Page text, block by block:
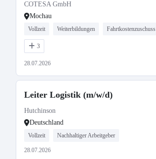
COTESA GmbH
Mochau
Vollzeit Weiterbildungen Fahrtkostenzuschuss
3
28.07.2026
Leiter Logistik (m/w/d)
Hutchinson
Deutschland
Vollzeit Nachhaltiger Arbeitgeber
28.07.2026